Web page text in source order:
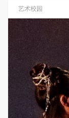
艺术校园